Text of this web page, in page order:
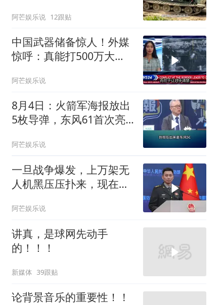
阿芒娱乐说 12跟贴
中国武器储备惊人！外媒
惊呼：真能打500万大
阿芒娱乐说
8月4日：火箭军海报放出
5枚导弹，东风61首次亮
阿芒娱乐说
一旦战争爆发，上万架无
人机黑压压扑来，现在的
阿芒娱乐说
讲真，是球网先动手
的！！！
新媒体 39跟贴
论背景音乐的重要性！！